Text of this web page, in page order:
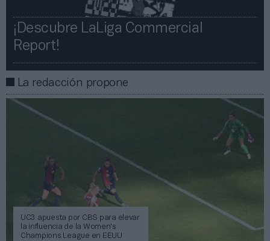
¡Descubre LaLiga Commercial
Report!​​
La redacción propone
UC3 apuesta por CBS para elevar
la influencia de la Women's
Champions League en EEUU